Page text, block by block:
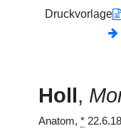
Druckvorlage
Holl,
Anatom, *